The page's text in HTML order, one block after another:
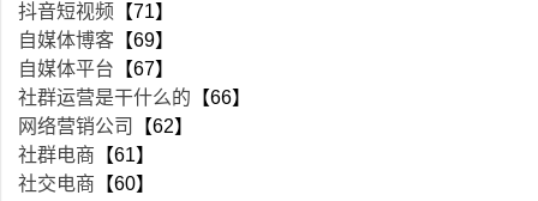
抖音短视频 【71】
自媒体博客 【69】
自媒体平台 【67】
社群运营是干什么的 【66】
网络营销公司
【62】
社群电商 【61】
社交电商 【60】